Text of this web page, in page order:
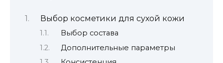
Выбор косметики для сухой кожи
Выбор состава
Дополнительные параметры